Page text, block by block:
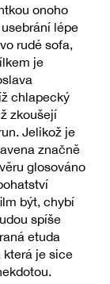
onoho
lépe
rudé sofa,
je
chlapecký
zkoušejí
Jelikož je
značně
glosováno
být, chybí
spíše
etuda
která je sice